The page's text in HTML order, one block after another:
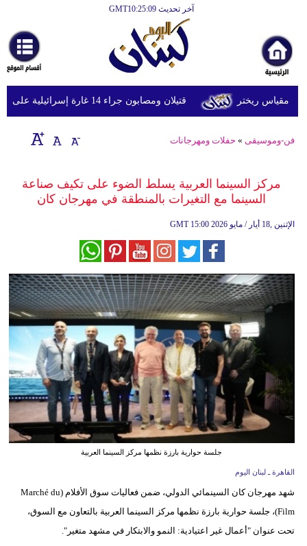
آخر تحديث GMT10:25:09
أخبارعاجلة
رياضة
ثقافة
إقتصاد
وموسيقى
سياحة
وسفر
ديكور
أخبار
إعلام
تعليم
أزياء
إسلامية
قتيلان ومصابون جراء 14 غارة إسرائيلية على شرق وجنوب لبنان
فن-وموسيقى » حفلات ومهرجانات
مركز السينما العربية يسلط الضوء على تكيف صناعة
السينما مع التغيرات بالمنطقة في مهرجان كان
GMT 15:00 2026 الإثنين ,18 أيار / مايو
جلسة حوارية بارزة نظمها مركز السينما العربية
القاهرة ـ لبنان اليوم
شهد مهرجان كان السينمائي الدولي، ضمن فعاليات سوق الأفلام (Marché du
Film)، جلسة حوارية بارزة نظمها مركز السينما العربية بالتعاون مع السوق،
تحت عنوان "أعمال غير اعتيادية: النمو والابتكار في مشهد متغير".